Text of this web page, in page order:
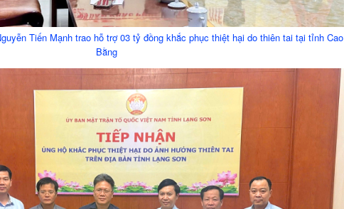
Tiến Mạnh trao hỗ trợ 03 tỷ đồng khắc phục thiệt hại do thiên tai tại tỉnh Cao
Bằng